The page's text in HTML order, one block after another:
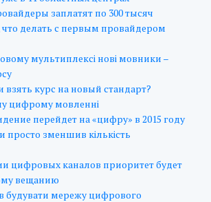
заплатят по 300 тысяч
что делать с первым провайдером
мультиплексі нові мовники –
взять курс на новый стандарт?
цифрому мовленні
перейдет на «цифру» в 2015 году
зменшив кількість
цифровых каналов приоритет будет
вещанию
будувати мережу цифрового